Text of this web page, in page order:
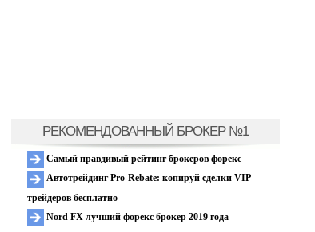
РЕКОМЕНДОВАННЫЙ БРОКЕР №1
Самый правдивый рейтинг брокеров форекс
Автотрейдинг Pro-Rebate: копируй сделки VIP
трейдеров бесплатно
Nord FX лучший форекс брокер 2019 года